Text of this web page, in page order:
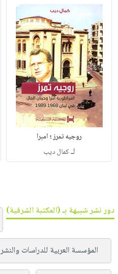
روجيه تمرز ؛ امبرا
لـكمال ديب
دور نشر شبيهة بـ (المكتبة الشرقية)
المؤسسة العربية للدراسات والنشر